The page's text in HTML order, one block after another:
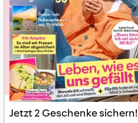
Jetzt 2 Geschenke sichern!